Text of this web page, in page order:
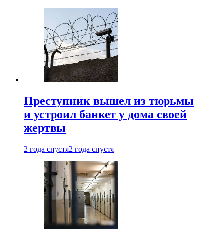
Преступник вышел из тюрьмы
и устроил банкет у дома своей
жертвы
2 года спустя2 года спустя